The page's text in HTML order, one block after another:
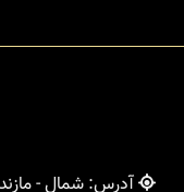
آدرس: شمال -